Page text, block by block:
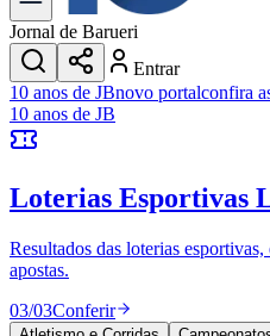
Dia a Dia & Lazer
Transportes
Gastronomia
Cinema & Shows
JogosNovo
Anuncie no Portal
Cadastrar Empresa
Divulgar Vagas
Publicidade Legal
Política
Eleições
Jornal de Barueri
Entrar
10 anos de JBnovo portalconfira
10 anos de JB
Loterias Esportivas
Resultados das loterias
apostas.
03/03Conferir